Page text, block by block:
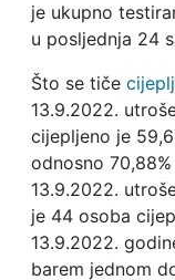
je ukupno
u posljednja 24
Što se tiče
13.9.2022.
cijepljeno je
odnosno
13.9.2022.
je 44 osoba
13.9.2022.
barem jednom